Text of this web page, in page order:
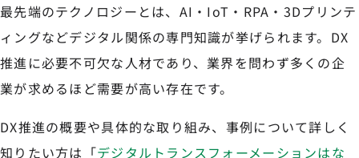
最先端のテクノロジーとは、AI・IoT・RPA・3Dプリンテ
ィングなどデジタル関係の専門知識が挙げられます。DX
推進に必要不可欠な人材であり、業界を問わず多くの企
業が求めるほど需要が高い存在です。
DX推進の概要や具体的な取り組み、事例について詳しく
知りたい方は「デジタルトランスフォーメーションはな